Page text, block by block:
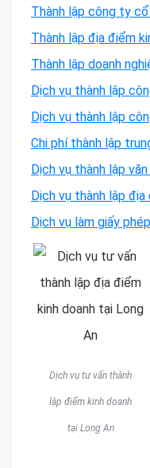
Thành lập công ty
Thành lập địa điểm
Thành lập doanh
Dịch vụ thành lập
Dịch vụ thành lập
Chi phí thành lập
Dịch vụ thành lập
Dịch vụ thành lập
Dịch vụ làm giấy
Dịch vụ tư vấn thành
lập điểm kinh doanh
tại Long An